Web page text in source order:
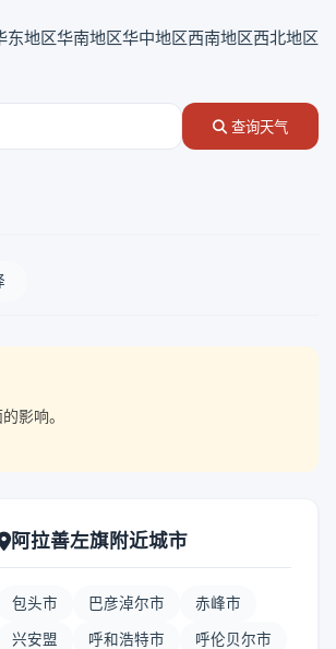
东地区华南地区华中地区西南地区西北地区
查询天气
影响。
阿拉善左旗附近城市
包头市 巴彦淖尔市 赤峰市
兴安盟 呼和浩特市 呼伦贝尔市